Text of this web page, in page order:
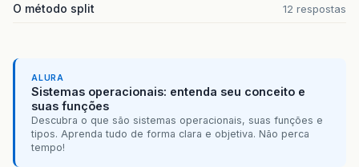
O método split 12 respostas
ALURA
Sistemas operacionais: entenda seu conceito e
suas funções
Descubra o que são sistemas operacionais, suas funções e
tipos. Aprenda tudo de forma clara e objetiva. Não perca
tempo!